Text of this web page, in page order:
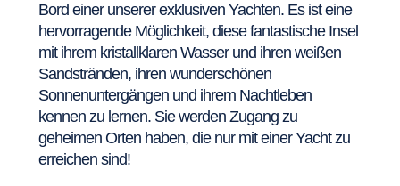
Bord einer unserer exklusiven Yachten. Es ist eine
hervorragende Möglichkeit, diese fantastische Insel
mit ihrem kristallklaren Wasser und ihren weißen
Sandstränden, ihren wunderschönen
Sonnenuntergängen und ihrem Nachtleben
kennen zu lernen. Sie werden Zugang zu
geheimen Orten haben, die nur mit einer Yacht zu
erreichen sind!